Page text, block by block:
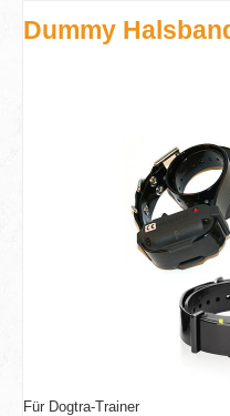
Dummy
Für Dogtra-Trainer